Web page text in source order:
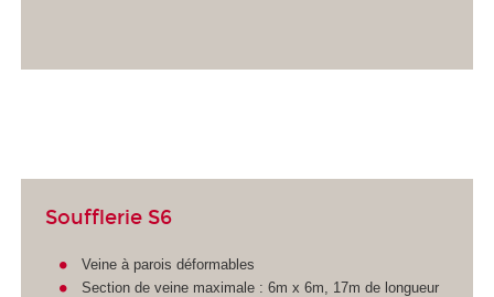
Soufflerie S6
Veine à parois déformables
Section de veine maximale : 6m x 6m, 17m de longueur